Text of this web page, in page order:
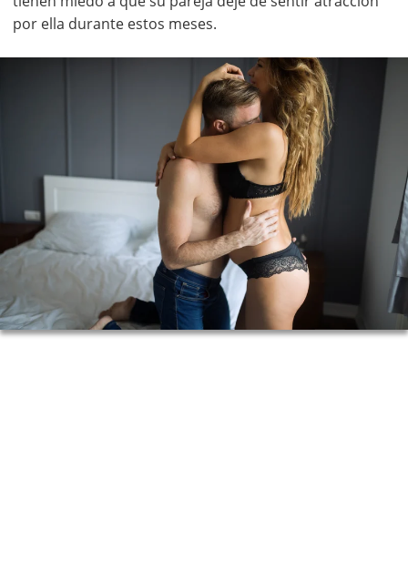
por ella durante estos meses.